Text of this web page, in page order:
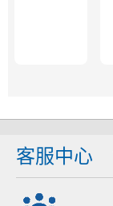
客服中心